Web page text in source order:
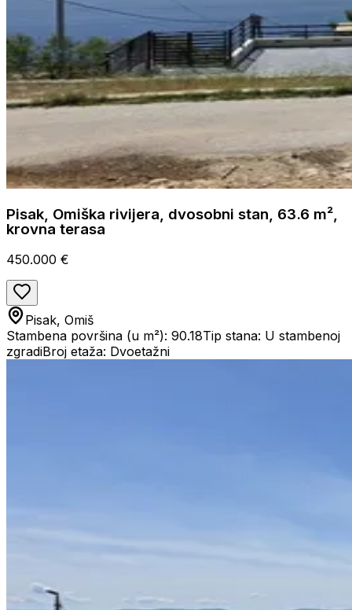
Pisak, Omiška rivijera, dvosobni stan, 63.6 m²,
krovna terasa
450.000 €
Pisak, Omiš
Stambena površina (u m²): 90.18Tip stana: U stambenoj
zgradiBroj etaža: Dvoetažni